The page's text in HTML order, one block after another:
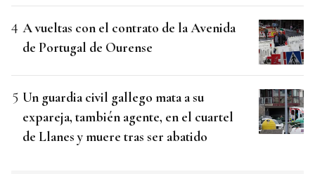
A vueltas con el contrato de la Avenida
de Portugal de Ourense
Un guardia civil gallego mata a su
expareja, también agente, en el cuartel
de Llanes y muere tras ser abatido